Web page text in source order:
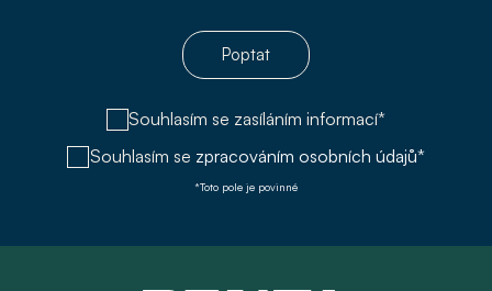
Poptat
Souhlasím se zasíláním informací*
Souhlasím se zpracováním osobních údajů*
*Toto pole je povinné